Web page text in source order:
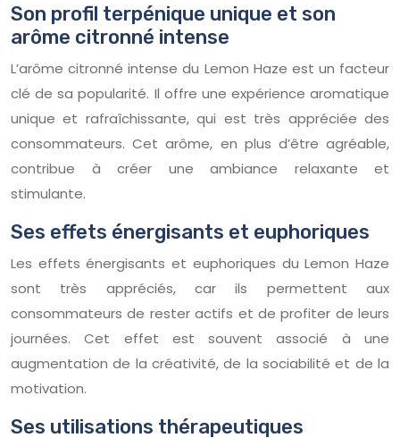
Son profil terpénique unique et son
arôme citronné intense
L’arôme citronné intense du Lemon Haze est un facteur
clé de sa popularité. Il offre une expérience aromatique
unique et rafraîchissante, qui est très appréciée des
consommateurs. Cet arôme, en plus d’être agréable,
contribue à créer une ambiance relaxante et
stimulante.
Ses effets énergisants et euphoriques
Les effets énergisants et euphoriques du Lemon Haze
sont très appréciés, car ils permettent aux
consommateurs de rester actifs et de profiter de leurs
journées. Cet effet est souvent associé à une
augmentation de la créativité, de la sociabilité et de la
motivation.
Ses utilisations thérapeutiques